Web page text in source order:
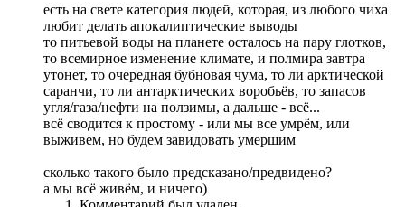
есть на свете категория людей, которая, из любого чиха
любит делать апокалиптические выводы
то питьевой воды на планете осталось на пару глотков,
то всемирное изменение климате, и полмира завтра
утонет, то очередная бубновая чума, то ли арктической
саранчи, то ли антарктических воробьёв, то запасов
угля/газа/нефти на ползимы, а дальше - всё...
всё сводится к простому - или мы все умрём, или
выживем, но будем завидовать умершим
сколько такого было предсказано/предвидено?
а мы всё живём, и ничего)